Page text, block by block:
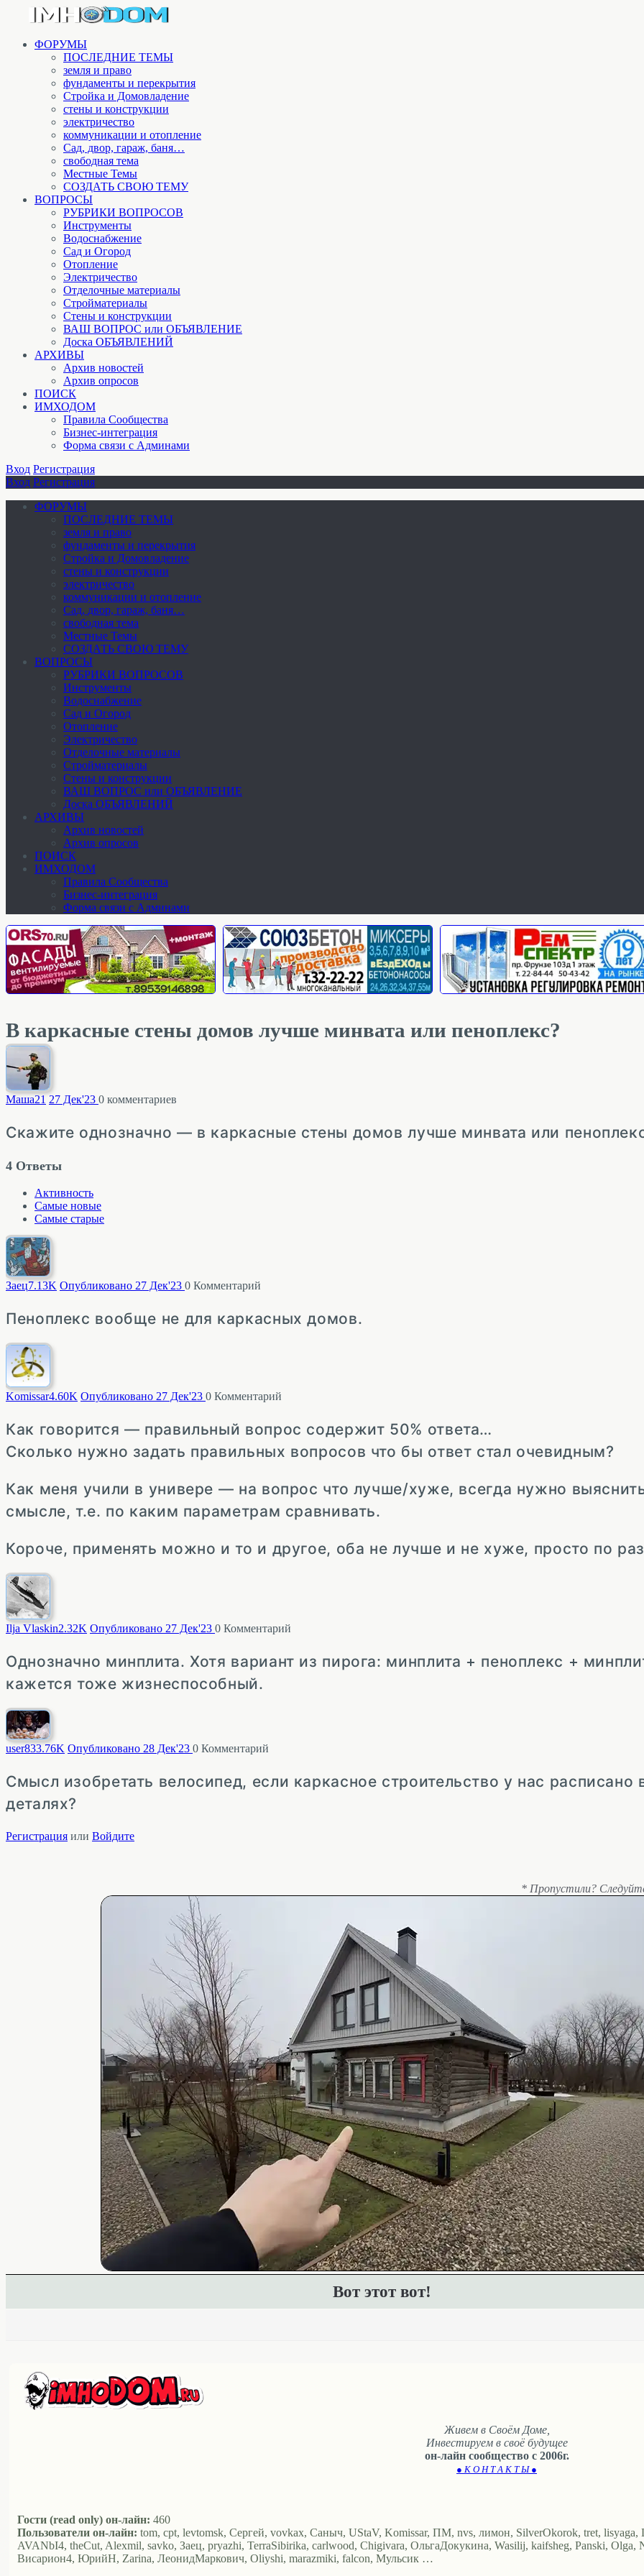
ФОРУМЫ
ПОСЛЕДНИЕ ТЕМЫ
земля и право
фундаменты и перекрытия
Стройка и Домовладение
стены и конструкции
электричество
коммуникации и отопление
Cад, двор, гараж, баня…
свободная тема
Местные Темы
СОЗДАТЬ СВОЮ ТЕМУ
ВОПРОСЫ
РУБРИКИ ВОПРОСОВ
Инструменты
Водоснабжение
Сад и Огород
Отопление
Электричество
Отделочные материалы
Стройматериалы
Стены и конструкции
ВАШ ВОПРОС или ОБЪЯВЛЕНИЕ
Доска ОБЪЯВЛЕНИЙ
АРХИВЫ
Архив новостей
Архив опросов
ПОИСК
ИМХОДОМ
Правила Сообщества
Бизнес-интеграция
Форма связи с Админами
Вход Регистрация
Вход Регистрация
ФОРУМЫ
ПОСЛЕДНИЕ ТЕМЫ
земля и право
фундаменты и перекрытия
Стройка и Домовладение
стены и конструкции
электричество
коммуникации и отопление
Cад, двор, гараж, баня…
свободная тема
Местные Темы
СОЗДАТЬ СВОЮ ТЕМУ
ВОПРОСЫ
РУБРИКИ ВОПРОСОВ
Инструменты
Водоснабжение
Сад и Огород
Отопление
Электричество
Отделочные материалы
Стройматериалы
Стены и конструкции
ВАШ ВОПРОС или ОБЪЯВЛЕНИЕ
Доска ОБЪЯВЛЕНИЙ
АРХИВЫ
Архив новостей
Архив опросов
ПОИСК
ИМХОДОМ
Правила Сообщества
Бизнес-интеграция
Форма связи с Админами
В каркасные стены домов лучше минвата или пеноплекс?
Маша21 27 Дек'23 0 комментариев
Скажите однозначно — в каркасные стены домов лучше минвата или
4 Ответы
Активность
Самые новые
Самые старые
Заец7.13K Опубликовано 27 Дек'23 0 Комментарий
Пеноплекс вообще не для каркасных домов.
Komissar4.60K Опубликовано 27 Дек'23 0 Комментарий
Как говорится — правильный вопрос содержит 50% ответа…
Сколько нужно задать правильных вопросов что бы ответ стал очевидным?
Как меня учили в универе — на вопрос что лучше/хуже, всегда нужно
смысле, т.е. по каким параметрам сравнивать.
Короче, применять можно и то и другое, оба не лучше и не хуже, просто по
Ilja Vlaskin2.32K Опубликовано 27 Дек'23 0 Комментарий
Однозначно минплита. Хотя вариант из пирога: минплита + пеноплекс +
кажется тоже жизнеспособный.
user833.76K Опубликовано 28 Дек'23 0 Комментарий
Смысл изобретать велосипед, если каркасное строительство у нас расписано
деталях?
Регистрация или Войдите
* Пропустили?
Вот этот вот!
Живем в Своём Доме,
Инвестируем в своё будущее
он-лайн сообщество с 2006г.
● К О Н Т А К Т Ы ●
Гости (read only) он-лайн: 460
Пользователи он-лайн: tom, cpt, levtomsk, Сергей, vovkax, Саныч, UStaV, Komissar, ПМ, nvs, лимон, SilverOkorok, tret,
AVANbI4, theCut, Alexmil, savko, Заец, pryazhi, TerraSibirika, carlwood, Chigivara, ОльгаДокукина, Wasilij, kaifsheg, Panski,
Висариoн4, ЮрийН, Zarina, ЛеонидМаркович, Oliyshi, marazmiki, falcon, Мульсик …